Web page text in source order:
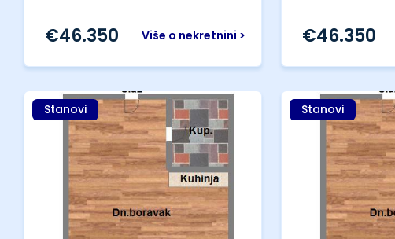
Više o nekretnini >
€46.350 €46.350
Stanovi Stanovi